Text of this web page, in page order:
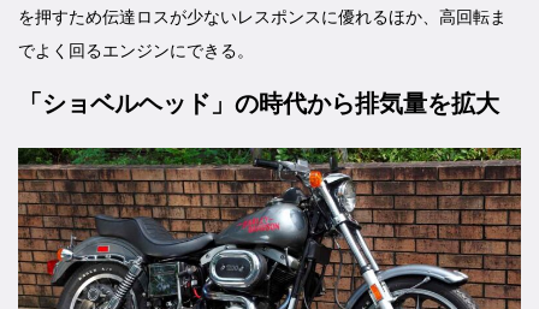
を押すため伝達ロスが少ないレスポンスに優れるほか、高回転ま
でよく回るエンジンにできる。
「ショベルヘッド」の時代から排気量を拡大